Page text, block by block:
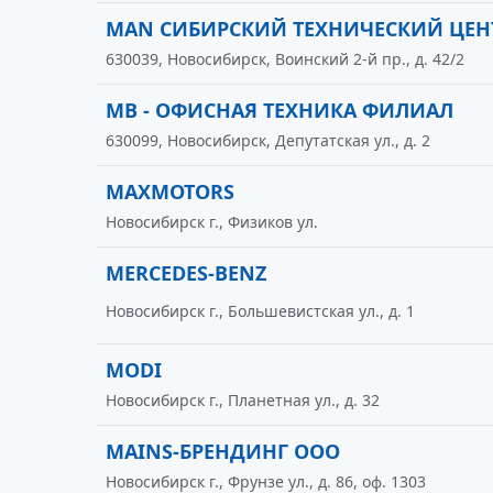
MAN СИБИРСКИЙ ТЕХНИЧЕСКИЙ
630039, Новосибирск, Воинский 2-й пр., д. 42/2
MB - ОФИСНАЯ ТЕХНИКА ФИЛИАЛ
630099, Новосибирск, Депутатская ул., д. 2
MAXMOTORS
Новосибирск г., Физиков ул.
MERCEDES-BENZ
Новосибирск г., Большевистская ул., д. 1
MODI
Новосибирск г., Планетная ул., д. 32
MAINS-БРЕНДИНГ ООО
Новосибирск г., Фрунзе ул., д. 86, оф. 1303